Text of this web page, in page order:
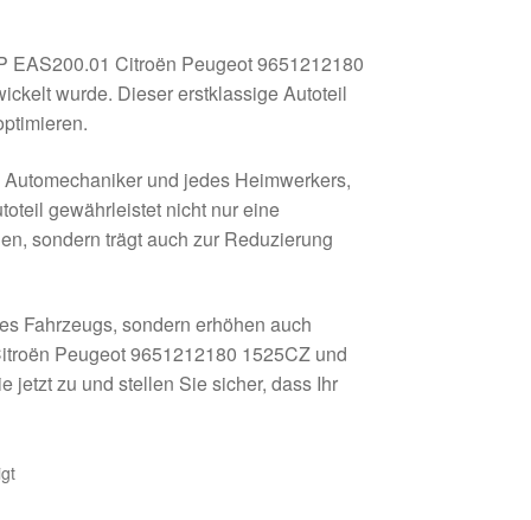
EAS200.01 Citroën Peugeot 9651212180
wurde. Dieser erstklassige Autoteil
und jedes Heimwerkers,
gewährleistet nicht nur eine
sondern trägt auch zur Reduzierung
Fahrzeugs, sondern erhöhen auch
Peugeot 9651212180 1525CZ und
jetzt zu und stellen Sie sicher, dass Ihr